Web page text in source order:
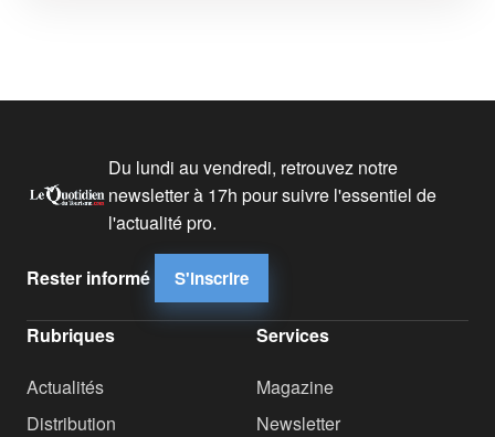
Du lundi au vendredi, retrouvez notre
newsletter à 17h pour suivre l'essentiel de
l'actualité pro.
Rester informé S'inscrire
Rubriques
Actualités
Distribution
Services
Magazine
Newsletter